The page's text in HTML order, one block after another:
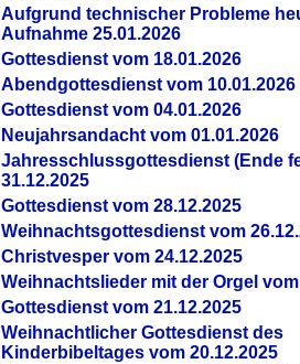
Aufgrund technischer Probleme
Aufnahme 25.01.2026
Gottesdienst vom 18.01.2026
Abendgottesdienst vom 10.01.2026
Gottesdienst vom 04.01.2026
Neujahrsandacht vom 01.01.2026
Jahresschlussgottesdienst (Ende
31.12.2025
Gottesdienst vom 28.12.2025
Weihnachtsgottesdienst vom
Christvesper vom 24.12.2025
Weihnachtslieder mit der Orgel vom
Gottesdienst vom 21.12.2025
Weihnachtlicher Gottesdienst des
Kinderbibeltages vom 20.12.2025